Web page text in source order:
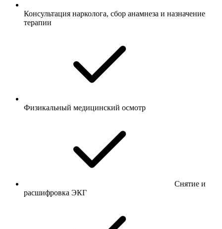
Консультация нарколога, сбор анамнеза и назначение
терапии
Физикальный медицинский осмотр
Снятие и
расшифровка ЭКГ